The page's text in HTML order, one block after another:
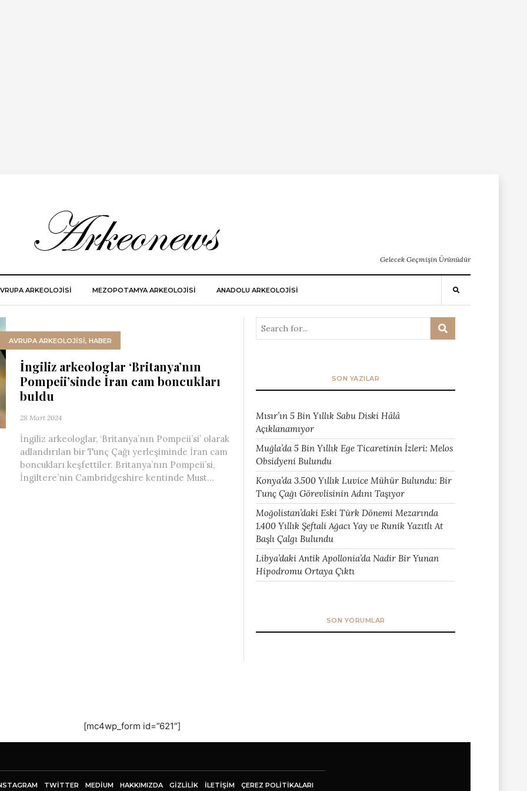
Gelecek Geçmişin Ürünüdür
ARKEOLOJISI MEZOPOTAMYA ARKEOLOJISI ANADOLU ARKEOLOJİSİ
AVRUPA ARKEOLOJISI, HABER
İngiliz arkeologlar ‘Britanya’nın
Pompeii’sinde İran cam boncukları
buldu
28 Mart 2024
İngiliz arkeologlar, ‘Britanya’nın Pompeii’si’ olarak
adlandırılan bir Tunç Çağı yerleşiminde İran cam
boncukları keşfettiler. Britanya’nın Pompeii’si,
İngiltere’nin Cambridgeshire kentinde Must...
SON YAZILAR
Mısır’ın 5 Bin Yıllık Sabu Diski Hâlâ
Açıklanamıyor
Muğla’da 5 Bin Yıllık Ege Ticaretinin İzleri: Melos
Obsidyeni Bulundu
Konya’da 3.500 Yıllık Luvice Mühür Bulundu: Bir
Tunç Çağı Görevlisinin Adını Taşıyor
Moğolistan’daki Eski Türk Dönemi Mezarında
1.400 Yıllık Şeftali Ağacı Yay ve Runik Yazıtlı At
Başlı Çalgı Bulundu
Libya’daki Antik Apollonia’da Nadir Bir Yunan
Hipodromu Ortaya Çıktı
SON YORUMLAR
[mc4wp_form id=”621″]
TWITTER MEDIUM HAKKIMIZDA GİZLİLİK İLETIŞIM ÇEREZ POLITIKALARI